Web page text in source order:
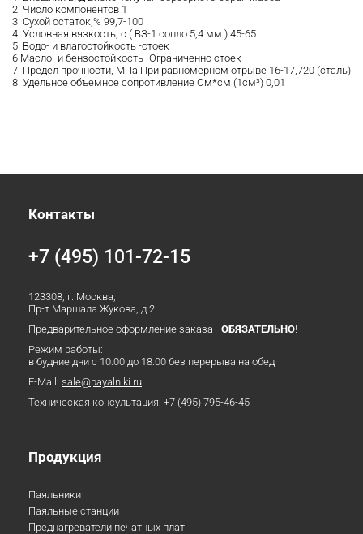
2. Число компонентов 1
3. Сухой остаток,% 99,7-100
4. Условная вязкость, с ( ВЗ-1 сопло 5,4 мм.) 45-65
5. Водо- и влагостойкость -стоек
6 Масло- и бензостойкость -Ограниченно стоек
7. Предел прочности, МПа При равномерном отрыве 16-17,720 (сталь)
8. Удельное объемное сопротивление Ом*см (1см³) 0,01
Контакты
+7 (495) 101-72-15
123308, г. Москва,
Пр-т Маршала Жукова, д.2
Предварительное оформление заказа - ОБЯЗАТЕЛЬНО!
Режим работы:
в будние дни с 10:00 до 18:00 без перерыва на обед
E-Mail: sale@payalniki.ru
Техническая консультация: +7 (495) 795-46-45
Продукция
Паяльники
Паяльные станции
Преднагреватели печатных плат